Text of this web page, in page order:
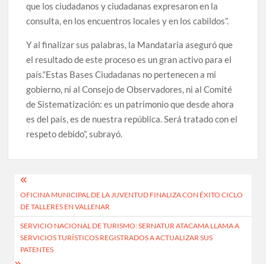
que los ciudadanos y ciudadanas expresaron en la
consulta, en los encuentros locales y en los cabildos”.
Y al finalizar sus palabras, la Mandataria aseguró que
el resultado de este proceso es un gran activo para el
país.“Estas Bases Ciudadanas no pertenecen a mi
gobierno, ni al Consejo de Observadores, ni al Comité
de Sistematización: es un patrimonio que desde ahora
es del país, es de nuestra república. Será tratado con el
respeto debido”, subrayó.
Navegación
de
entradas
OFICINA MUNICIPAL DE LA JUVENTUD FINALIZA CON ÉXITO CICLO
DE TALLERES EN VALLENAR
SERVICIO NACIONAL DE TURISMO: SERNATUR ATACAMA LLAMA A
SERVICIOS TURÍSTICOS REGISTRADOS A ACTUALIZAR SUS
PATENTES